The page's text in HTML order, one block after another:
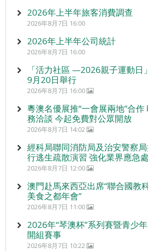
2026年上半年旅客消費調查
2026年8月7日 16:00
2026年上半年公司統計
2026年8月7日 16:00
「活力社區 —2026親子運動日
9月20日舉行
2026年8月7日 16:00
粵澳名優展推“一會展兩地”合
務洽談 今起免費對公眾開放
2026年8月7日 14:02
經科局聯同消防局及治安警察
行逃生疏散演習 強化業界應急
2026年8月7日 12:00
澳門赴馬來西亞出席“聯合國教
美食之都年會”
2026年8月7日 11:00
2026年“琴澳杯”系列賽暨青少
開組賽事
2026年8月7日 10:22